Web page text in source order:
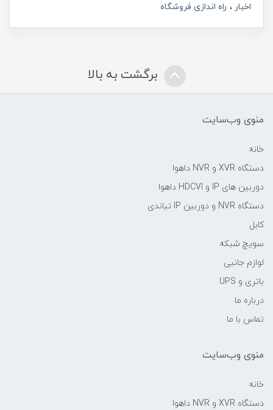
اخبار راه اندازی فروشگاه
برگشت به بالا
منوی وب‌سایت
خانه
دستگاه XVR و NVR داهوا
دوربین های IP و HDCVI داهوا
دستگاه NVR و دوربین IP تیاندی
کابل
سویچ شبکه
لوازم جانبی
باتری و UPS
درباره ما
تماس با ما
منوی وب‌سایت
خانه
دستگاه XVR و NVR داهوا